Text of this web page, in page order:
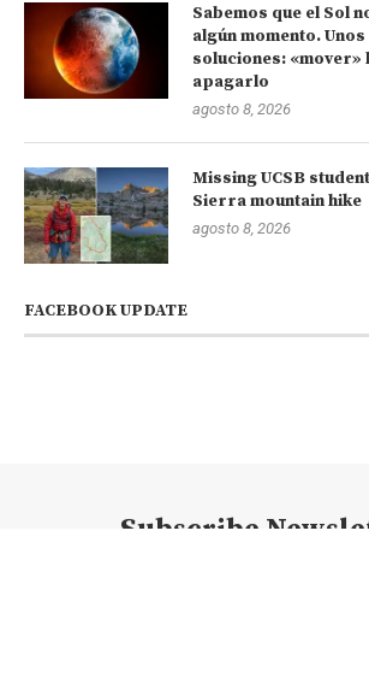
Sabemos que el Sol
algún momento.
soluciones: «mover»
apagarlo
agosto 8, 2026
Missing UCSB
Sierra mountain hike
agosto 8, 2026
FACEBOOK UPDATE
Subscribe